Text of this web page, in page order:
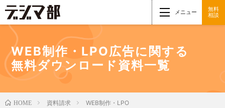
メニュー
無料
相談
WEB制作・LPO広告に関する
無料ダウンロード資料一覧
HOME 資料請求 WEB制作・LPO